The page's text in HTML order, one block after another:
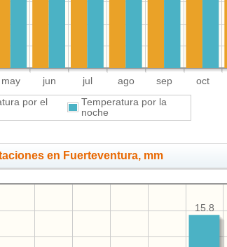
may jun jul ago sep oct
por el
Temperatura por la
noche
en Fuerteventura, mm
15.8